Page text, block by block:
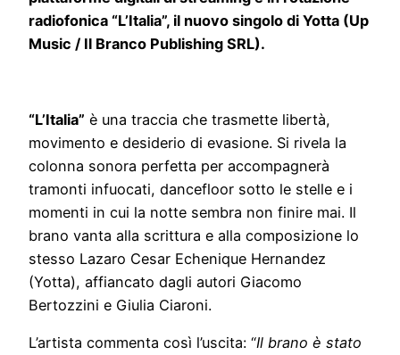
radiofonica “L’Italia”, il nuovo singolo di Yotta (Up
Music / Il Branco Publishing SRL).
“L’Italia” è una traccia che trasmette libertà,
movimento e desiderio di evasione. Si rivela la
colonna sonora perfetta per accompagnerà
tramonti infuocati, dancefloor sotto le stelle e i
momenti in cui la notte sembra non finire mai. Il
brano vanta alla scrittura e alla composizione lo
stesso Lazaro Cesar Echenique Hernandez
(Yotta), affiancato dagli autori Giacomo
Bertozzini e Giulia Ciaroni.
L’artista commenta così l’uscita: “Il brano è stato